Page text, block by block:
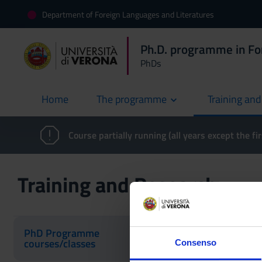
Consenso
Department of Foreign Languages and Literatures
Ph.D. programme in
PhDs
Home
current The programme Training
Course partially running (all years except the
Training and Research
PhD Programme
courses/classes